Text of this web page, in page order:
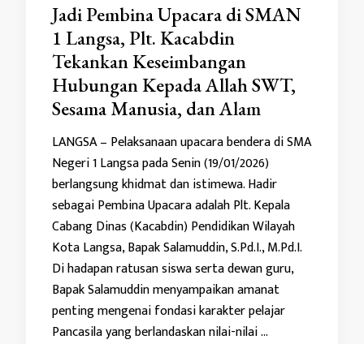
Jadi Pembina Upacara di SMAN
1 Langsa, Plt. Kacabdin
Tekankan Keseimbangan
Hubungan Kepada Allah SWT,
Sesama Manusia, dan Alam
LANGSA – Pelaksanaan upacara bendera di SMA
Negeri 1 Langsa pada Senin (19/01/2026)
berlangsung khidmat dan istimewa. Hadir
sebagai Pembina Upacara adalah Plt. Kepala
Cabang Dinas (Kacabdin) Pendidikan Wilayah
Kota Langsa, Bapak Salamuddin, S.Pd.I., M.Pd.I.
Di hadapan ratusan siswa serta dewan guru,
Bapak Salamuddin menyampaikan amanat
penting mengenai fondasi karakter pelajar
Pancasila yang berlandaskan nilai-nilai …